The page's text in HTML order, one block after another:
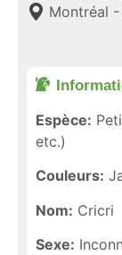
Montréal -
Espèce:
etc.)
Couleurs:
Nom: Cricri
Sexe: